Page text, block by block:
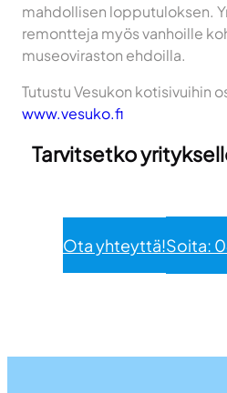
mahdollisen lopputuloksen.
remontteja myös vanhoille
museoviraston ehdoilla.
Tutustu Vesukon kotisivuihin
www.vesuko.fi
Tarvitsetko
Ota yhteyttä!Soita: